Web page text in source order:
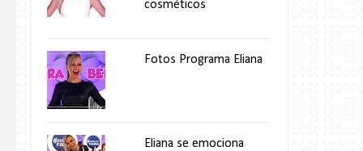
cosméticos
Fotos Programa Eliana
Eliana se emociona